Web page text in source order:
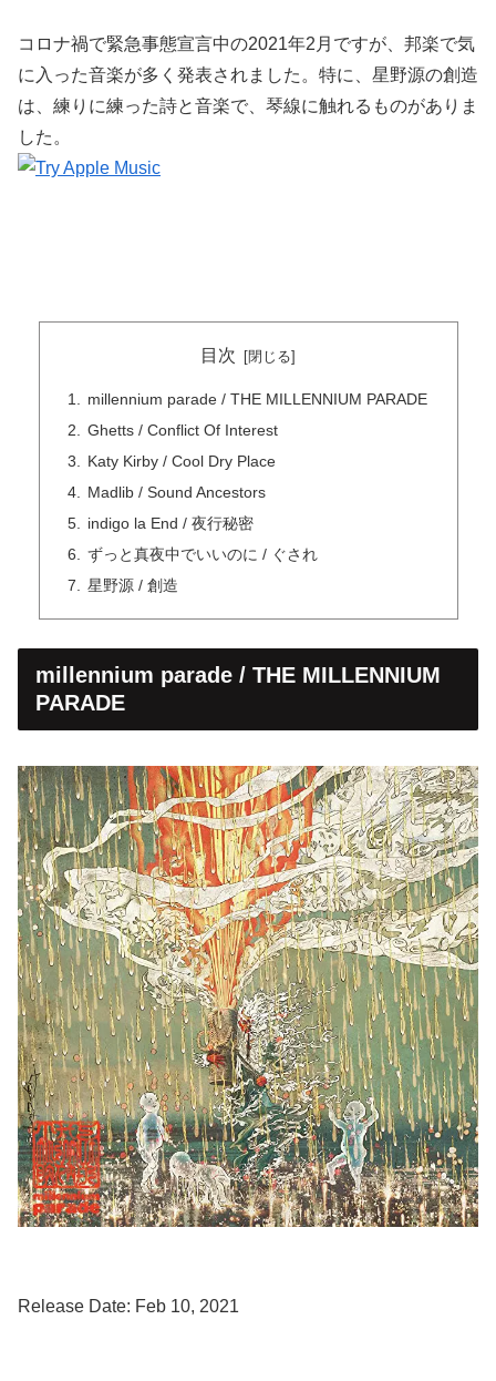
コロナ禍で緊急事態宣言中の2021年2月ですが、邦楽で気
に入った音楽が多く発表されました。特に、星野源の創造
は、練りに練った詩と音楽で、琴線に触れるものがありま
した。
目次
millennium parade / THE MILLENNIUM PARADE
Ghetts / Conflict Of Interest
Katy Kirby / Cool Dry Place
Madlib / Sound Ancestors
indigo la End / 夜行秘密
ずっと真夜中でいいのに / ぐされ
星野源 / 創造
millennium parade / THE MILLENNIUM
PARADE
Release Date: Feb 10, 2021